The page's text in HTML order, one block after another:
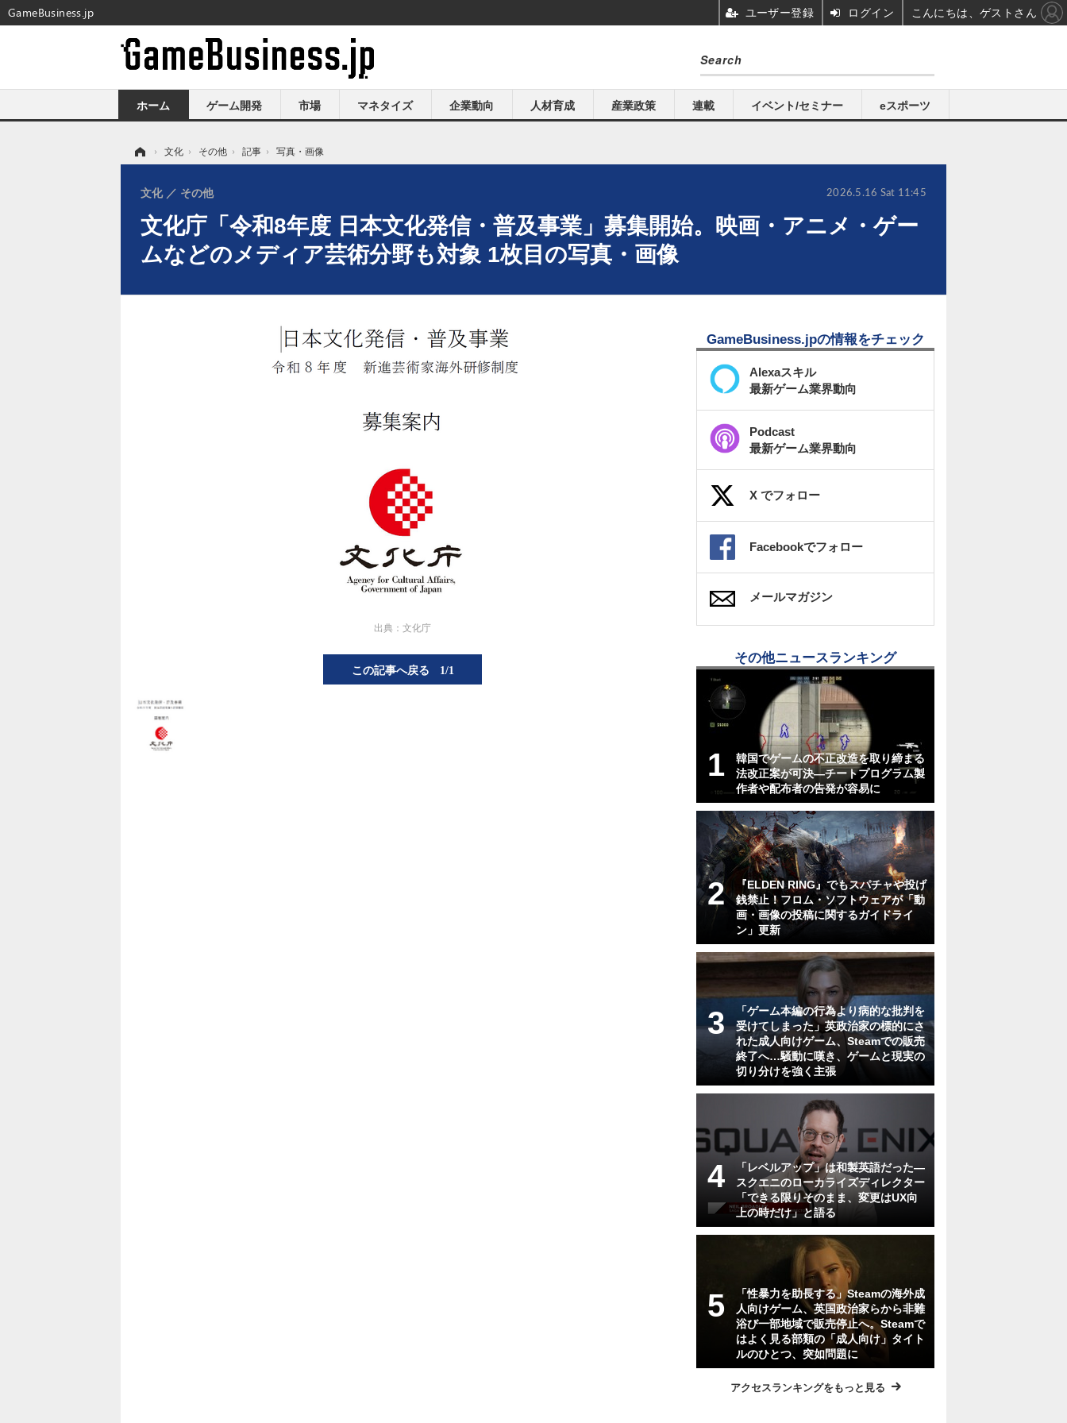
ホーム ゲーム開発 市場 マネタイズ 企業動向 人材育成 産業政策 連載 イベント/セミナー eスポーツ
› 文化 › その他 › 記事 › 写真・画像
文化庁「令和8年度 日本文化発信・普及事業」募集開始。映画・アニメ・ゲー
ムなどのメディア芸術分野も対象 1枚目の写真・画像
文化 その他 2026.5.16 Sat 11:45
出典：文化庁
この記事へ戻る 1/1
GameBusiness.jpの情報をチェック
Alexaスキル
最新ゲーム業界動向
Podcast
最新ゲーム業界動向
X でフォロー
Facebookでフォロー
メールマガジン
その他ニュースランキング
韓国でゲームの不正改造を取り締まる
法改正案が可決―チートプログラム製
作者や配布者の告発が容易に
『ELDEN RING』でもスパチャや投げ
銭禁止！フロム・ソフトウェアが「動
画・画像の投稿に関するガイドライ
ン」更新
「ゲーム本編の行為より病的な批判を
受けてしまった」英政治家の標的にさ
れた成人向けゲーム、Steamでの販売
終了へ…騒動に嘆き、ゲームと現実の
切り分けを強く主張
「レベルアップ」は和製英語だった―
スクエニのローカライズディレクター
「できる限りそのまま、変更はUX向
上の時だけ」と語る
「性暴力を助長する」Steamの海外成
人向けゲーム、英国政治家らから非難
浴び一部地域で販売停止へ。Steamで
はよく見る部類の「成人向け」タイト
ルのひとつ、突如問題に
アクセスランキングをもっと見る
GameBusiness.jp ユーザー登録 ログイン こんにちは、ゲストさん